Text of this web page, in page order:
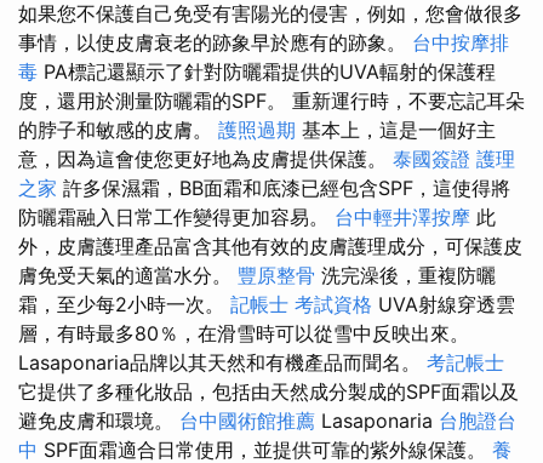
如果您不保護自己免受有害陽光的侵害，例如，您會做很多
事情，以使皮膚衰老的跡象早於應有的跡象。 台中按摩排
毒 PA標記還顯示了針對防曬霜提供的UVA​​輻射的保護程
度，還用於測量防曬霜的SPF。 重新運行時，不要忘記耳朵
的脖子和敏感的皮膚。 護照過期 基本上，這是一個好主
意，因為這會使您更好地為皮膚提供保護。 泰國簽證 護理
之家 許多保濕霜，BB面霜和底漆已經包含SPF，這使得將
防曬霜融入日常工作變得更加容易。 台中輕井澤按摩 此
外，皮膚護理產品富含其他有效的皮膚護理成分，可保護皮
膚免受天氣的適當水分。 豐原整骨 洗完澡後，重複防曬
霜，至少每2小時一次。 記帳士 考試資格 UVA射線穿透雲
層，有時最多80％，在滑雪時可以從雪中反映出來。
Lasaponaria品牌以其天然和有機產品而聞名。 考記帳士
它提供了多種化妝品，包括由天然成分製成的SPF面霜以及
避免皮膚和環境。 台中國術館推薦 Lasaponaria 台胞證台
中 SPF面霜適合日常使用，並提供可靠的紫外線保護。 養